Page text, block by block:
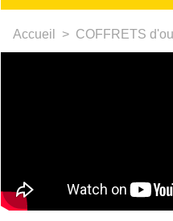
Accueil > COFFRETS